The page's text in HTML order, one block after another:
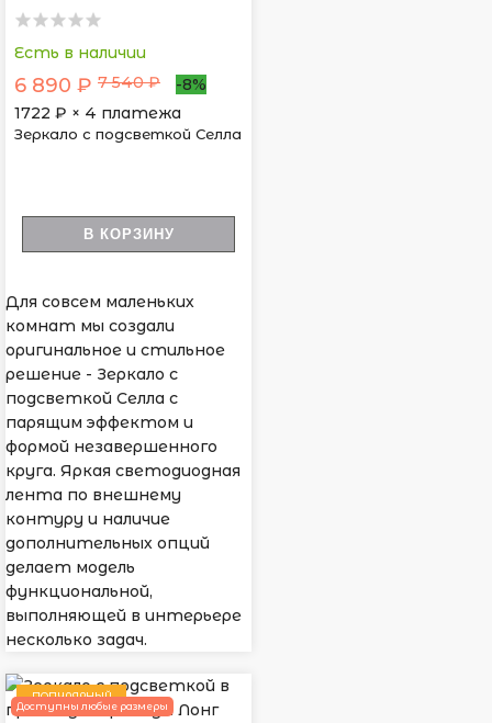
Есть в наличии
6 890 ₽ 7 540 ₽
-8%
1722 ₽ × 4 платежа
Зеркало с подсветкой Селла
В КОРЗИНУ
Для совсем маленьких
комнат мы создали
оригинальное и стильное
решение - Зеркало с
подсветкой Селла с
парящим эффектом и
формой незавершенного
круга. Яркая светодиодная
лента по внешнему
контуру и наличие
дополнительных опций
делает модель
функциональной,
выполняющей в интерьере
несколько задач.
ПОПУЛЯРНЫЙ
Доступны любые размеры